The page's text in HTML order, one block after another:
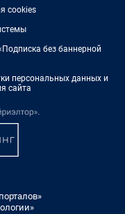
cookies
без баннерной
персональных данных и
сайта